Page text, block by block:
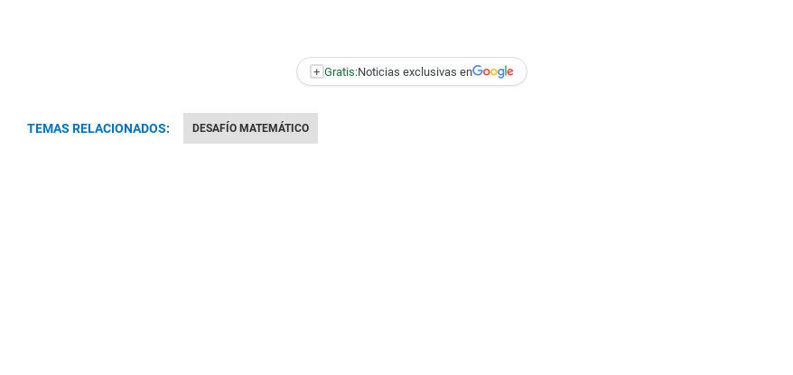
+ Gratis:Noticias exclusivas en
TEMAS RELACIONADOS: DESAFÍO MATEMÁTICO